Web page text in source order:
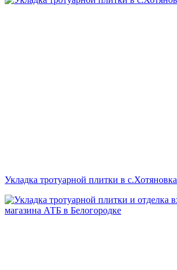
Укладка тротуарной плитки в с.Хотяновка